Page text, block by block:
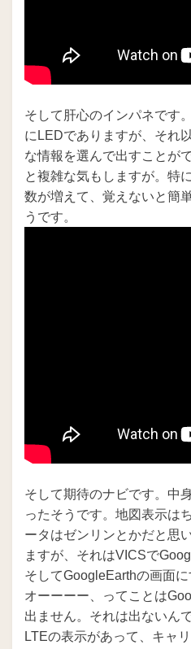
そして肝心のインパネです
にLEDでありますが、それ
な情報を選んで出すことが
と複雑な気もしますが。特
数が増えて、覚えないと簡
うです。
そして期待のナビです。中
ったそうです。地図表示は
ータはゼンリンとかだと思
ますが、それはVICSで
そしてGoogleEarthの画面
オーーーー、ってことは
出ません。それは出ないんで
LTEの表示があって、キャ